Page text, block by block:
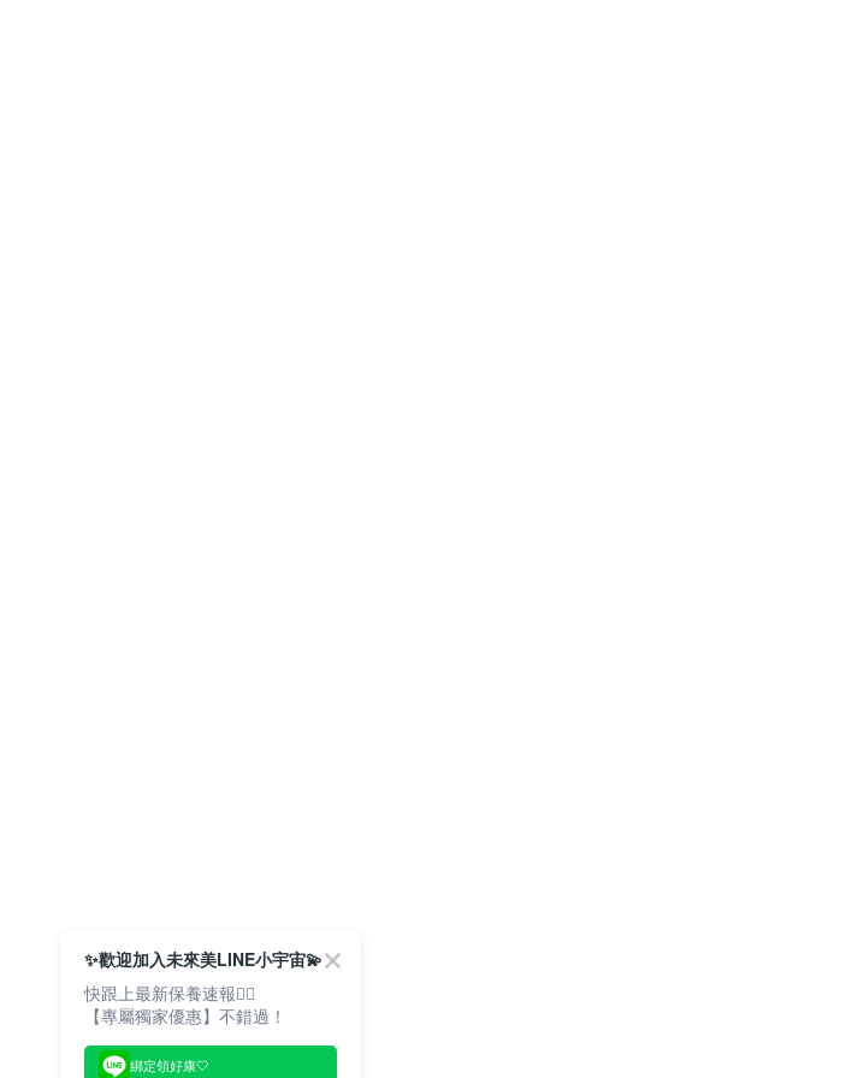
✨歡迎加入未來美LINE小宇宙💫
快跟上最新保養速報🙋‍♀️
【專屬獨家優惠】不錯過！
綁定領好康🤍